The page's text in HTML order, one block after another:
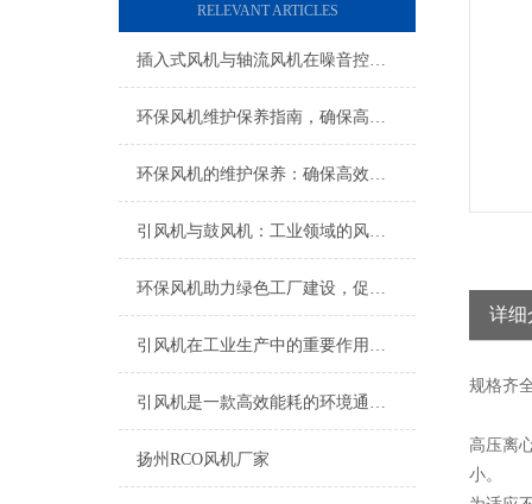
RELEVANT ARTICLES
插入式风机与轴流风机在噪音控制上有何差异？
环保风机维护保养指南，确保高效稳定运行
环保风机的维护保养：确保高效运行的关键
引风机与鼓风机：工业领域的风动双子星
环保风机助力绿色工厂建设，促进节能减排
引风机在工业生产中的重要作用及发展趋势
引风机是一款高效能耗的环境通风设备
扬州RCO风机厂家
详细
规格齐
高压离
小。